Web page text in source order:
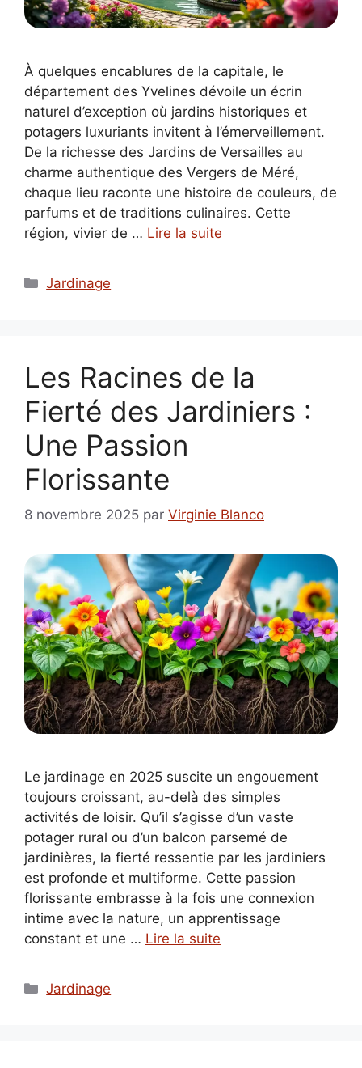
À quelques encablures de la capitale, le
département des Yvelines dévoile un écrin
naturel d’exception où jardins historiques et
potagers luxuriants invitent à l’émerveillement.
De la richesse des Jardins de Versailles au
charme authentique des Vergers de Méré,
chaque lieu raconte une histoire de couleurs, de
parfums et de traditions culinaires. Cette
région, vivier de … Lire la suite
Catégories
Jardinage
Les Racines de la
Fierté des Jardiniers :
Une Passion
Florissante
8 novembre 2025 par Virginie Blanco
Le jardinage en 2025 suscite un engouement
toujours croissant, au-delà des simples
activités de loisir. Qu’il s’agisse d’un vaste
potager rural ou d’un balcon parsemé de
jardinières, la fierté ressentie par les jardiniers
est profonde et multiforme. Cette passion
florissante embrasse à la fois une connexion
intime avec la nature, un apprentissage
constant et une … Lire la suite
Catégories
Jardinage